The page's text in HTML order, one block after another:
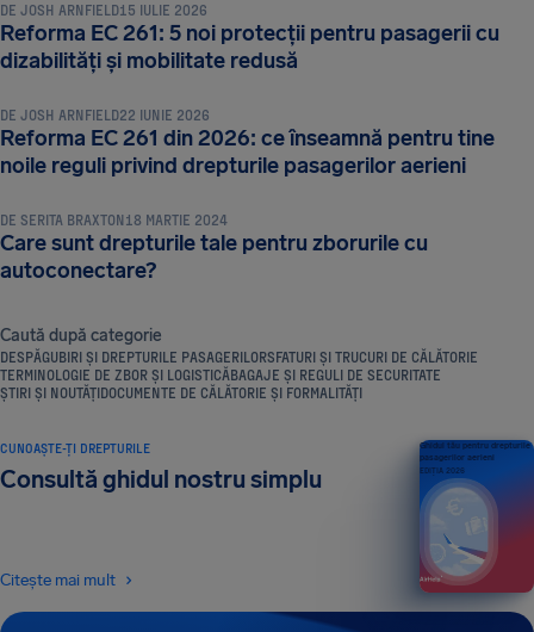
DE JOSH ARNFIELD15 IULIE 2026
Reforma EC 261: 5 noi protecții pentru pasagerii cu
dizabilități și mobilitate redusă
DESPĂGUBIRI ȘI DREPTURILE PASAGERILOR
DE JOSH ARNFIELD22 IUNIE 2026
Reforma EC 261 din 2026: ce înseamnă pentru tine
noile reguli privind drepturile pasagerilor aerieni
DE SERITA BRAXTON18 MARTIE 2024
Care sunt drepturile tale pentru zborurile cu
autoconectare?
Caută după categorie
DESPĂGUBIRI ȘI DREPTURILE PASAGERILORSFATURI ȘI TRUCURI DE CĂLĂTORIE
TERMINOLOGIE DE ZBOR ȘI LOGISTICĂBAGAJE ȘI REGULI DE SECURITATE
ȘTIRI ȘI NOUTĂȚIDOCUMENTE DE CĂLĂTORIE ȘI FORMALITĂȚI
CUNOAȘTE-ȚI DREPTURILE
Consultă ghidul nostru simplu
Citește mai mult
Ghidul tău pentru drepturile
pasagerilor aerieni
EDIȚIA 2026